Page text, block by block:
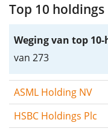
Top 10 holdings
Weging van top
van 273
ASML Holding NV
HSBC Holdings Plc